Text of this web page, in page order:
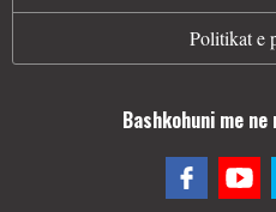
Politikat e
Bashkohuni me